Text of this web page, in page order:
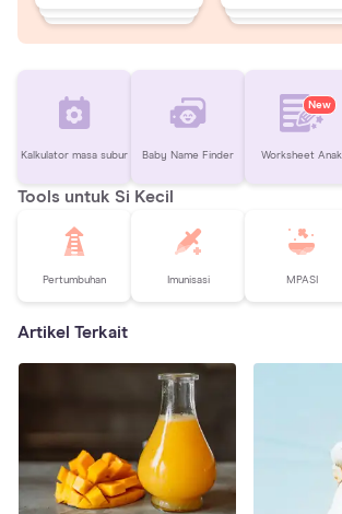
Kalkulator masa subur Baby Name Finder
New
Worksheet Anak
Tools untuk Si Kecil
Pertumbuhan Imunisasi MPASI
Artikel Terkait